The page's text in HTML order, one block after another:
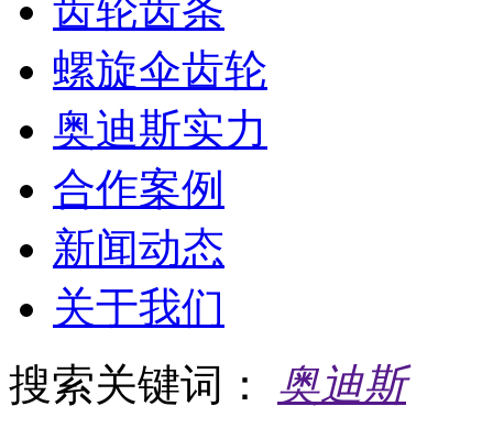
齿轮齿条
螺旋伞齿轮
奥迪斯实力
合作案例
新闻动态
关于我们
搜索关键词： 奥迪斯